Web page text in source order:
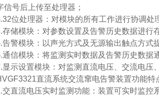
信号后上传至处理器；
位处理器：对模块的所有工作进行协调处
存储模块：对参数设置及告警历史数据进行
告警模块：以声光方式及无源输出触点方式
通信模块：将监测实时数据及告警历史数据
显示设置模块：对监测直流电压、交流电压
直流系统交流窜电告警装置功能特
交直流电压实时监测功能：装置可实时监控